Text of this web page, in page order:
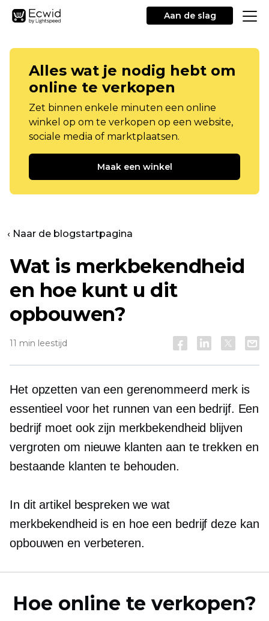
Aan de slag
Alles wat je nodig hebt om
online te verkopen
Zet binnen enkele minuten een online
winkel op om te verkopen op een website,
sociale media of marktplaatsen.
Maak een winkel
‹ Naar de blogstartpagina
Wat is merkbekendheid
en hoe kunt u dit
opbouwen?
11 min leestijd
Het opzetten van een gerenommeerd merk is
essentieel voor het runnen van een bedrijf. Een
bedrijf moet ook zijn merkbekendheid blijven
vergroten om nieuwe klanten aan te trekken en
bestaande klanten te behouden.
In dit artikel bespreken we wat
merkbekendheid is en hoe een bedrijf deze kan
opbouwen en verbeteren.
Hoe online te verkopen?